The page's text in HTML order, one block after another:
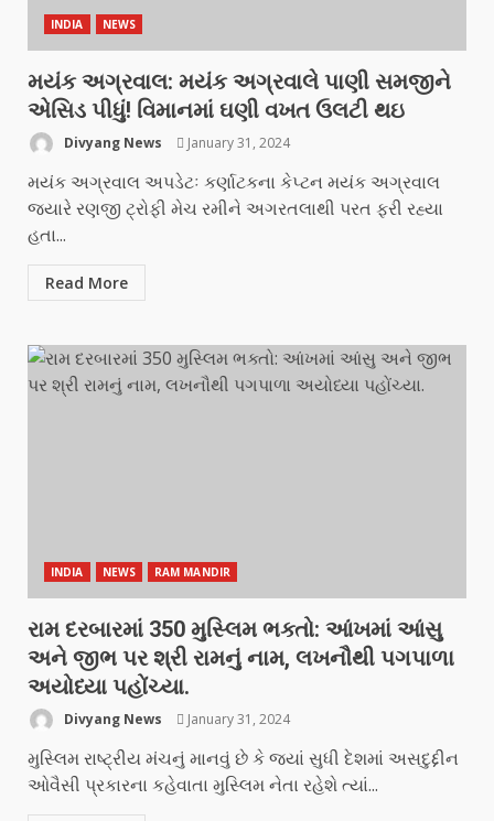
INDIA NEWS
મયંક અગ્રવાલ: મયંક અગ્રવાલે પાણી સમજીને
એસિડ પીધું! વિમાનમાં ઘણી વખત ઉલટી થઇ
Divyang News January 31, 2024
મયંક અગ્રવાલ અપડેટઃ કર્ણાટકના કેપ્ટન મયંક અગ્રવાલ
જ્યારે રણજી ટ્રોફી મેચ રમીને અગરતલાથી પરત ફરી રહ્યા
હતા...
Read More
INDIA NEWS RAM MANDIR
રામ દરબારમાં 350 મુસ્લિમ ભક્તો: આંખમાં આંસુ
અને જીભ પર શ્રી રામનું નામ, લખનૌથી પગપાળા
અયોધ્યા પહોંચ્યા.
Divyang News January 31, 2024
મુસ્લિમ રાષ્ટ્રીય મંચનું માનવું છે કે જ્યાં સુધી દેશમાં અસદુદ્દીન
ઓવૈસી પ્રકારના કહેવાતા મુસ્લિમ નેતા રહેશે ત્યાં...